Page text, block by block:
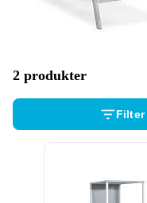
Solsäng
2 produkter
Filter